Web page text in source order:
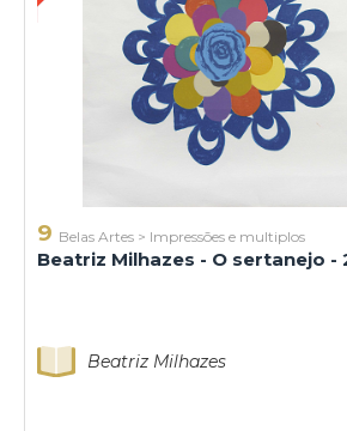
9 Belas Artes > Impressões e multiplos
Beatriz Milhazes - O sertanejo -
Beatriz Milhazes